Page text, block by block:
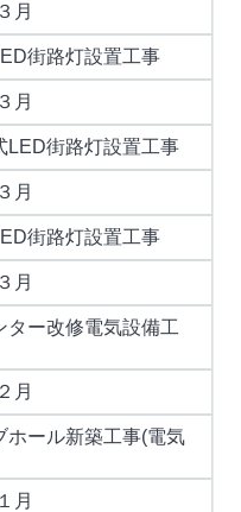
月
街路灯設置工事
月
LED街路灯設置工事
月
街路灯設置工事
月
ター改修電気設備工
月
ホール新築工事(電気
月